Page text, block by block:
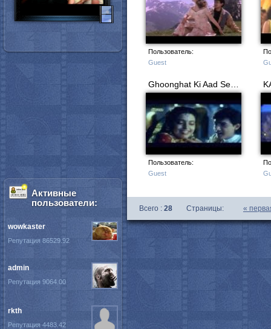
Пользователь:
Guest
Пользователь:
Guest
Всего : 28 Страницы: «
Активные
пользователи:
wowkaster
Репутация 86529.92
admin
Репутация 9064.00
rkth
Репутация 4483.42